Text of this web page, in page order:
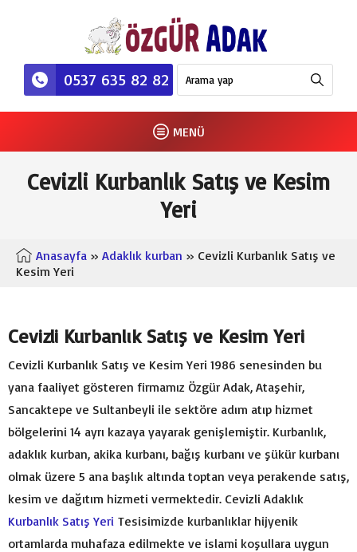
0537 635 82 82
MENÜ
Cevizli Kurbanlık Satış ve Kesim
Yeri
Anasayfa » Adaklık kurban » Cevizli Kurbanlık Satış ve
Kesim Yeri
Cevizli Kurbanlık Satış ve Kesim Yeri
Cevizli Kurbanlık Satış ve Kesim Yeri 1986 senesinden bu
yana faaliyet gösteren firmamız Özgür Adak, Ataşehir,
Sancaktepe ve Sultanbeyli ile sektöre adım atıp hizmet
bölgelerini 14 ayrı kazaya yayarak genişlemiştir. Kurbanlık,
adaklık kurban, akika kurbanı, bağış kurbanı ve şükür kurbanı
olmak üzere 5 ana başlık altında toptan veya perakende satış,
kesim ve dağıtım hizmeti vermektedir. Cevizli Adaklık
Kurbanlık Satış Yeri Tesisimizde kurbanlıklar hijyenik
ortamlarda muhafaza edilmekte ve islami koşullara uygun